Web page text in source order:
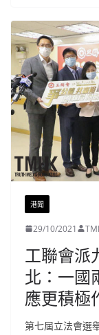
港聞
29/10/2021
工聯會派
北：一國
應更積極
第七屆立法會選